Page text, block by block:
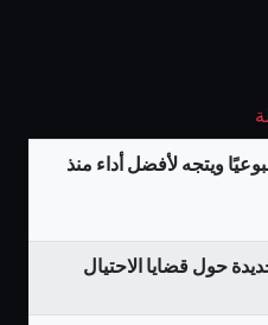
اليوم يرتفع 7% أسبوعيًا ويتجه لأفضل أداء منذ
حول قضايا الاحتيال